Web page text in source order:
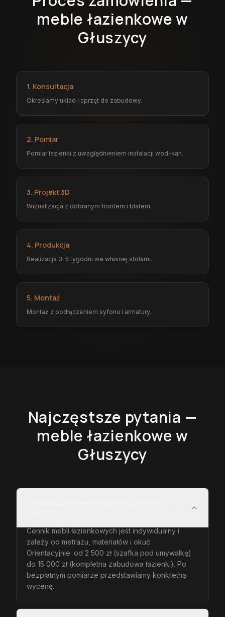
meble łazienkowe w
Głuszycy
1. Konsultacja
Określamy układ i sprzęt do zabudowy.
2. Pomiar
Pomiar łazienki z uwzględnieniem instalacji wod-kan.
3. Projekt 3D
Wizualizacja z dobranym frontem i blatem.
4. Produkcja
Realizacja 3–5 tygodni we własnej stolarni.
5. Montaż
Montaż z podłączeniem syfonu i armatury.
Najczęstsze pytania —
meble łazienkowew
Głuszycy
Cennik mebli łazienkowych jest indywidualny i
zależy od metrażu, materiałów i okuć.
Orientacyjnie: od 2 500 zł (szafka pod umywalkę)
do 15 000 zł (kompletna zabudowa łazienki). Po
bezpłatnym pomiarze przedstawiamy konkretną
wycenę.